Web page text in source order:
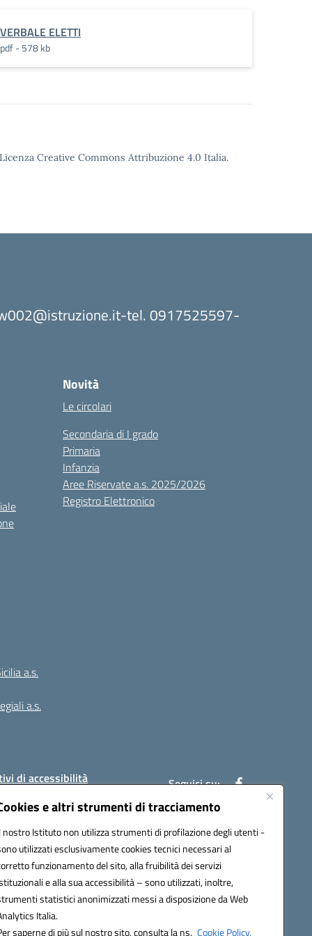
e altri strumenti di tracciamento
nostro Istituto non utilizza strumenti di profilazione degli utenti -
utilizzati esclusivamente cookies tecnici necessari al
funzionamento del sito, alla fruibilità dei servizi
e alla sua accessibilità – sono utilizzati, inoltre,
statistici anonimizzati messi a disposizione da Web
Italia.
saperne di più sul nostro sito, consulta la ns. Cookie Policy.
VERBALE ELETTI
pdf - 578 kb
Creative Commons Attribuzione 4.0 Italia.
tel. 0917525597-
a.s.
a.s.
Novità
Le circolari
Secondaria di I grado
Primaria
Infanzia
Aree Riservate a.s. 2025/2026
Registro Elettronico
di accessibilità Seguici su:
PAIC8BW002@pec.istruzione.it